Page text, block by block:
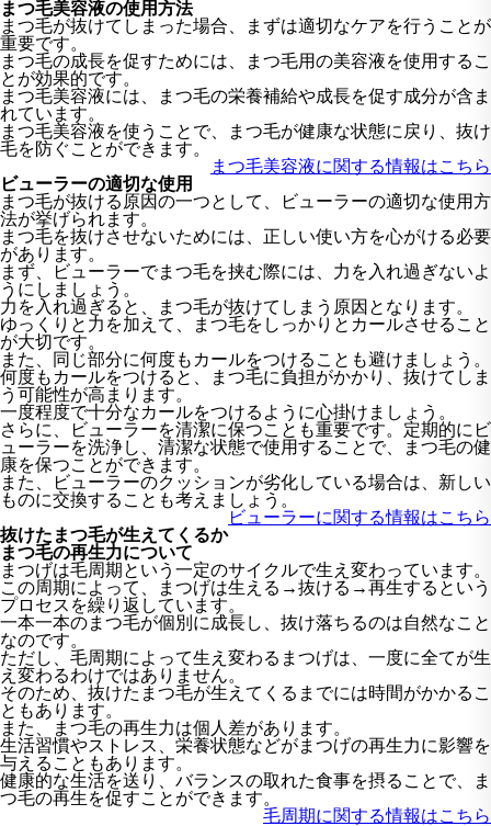
まつ毛美容液の使用方法
まつ毛が抜けてしまった場合、まずは適切なケアを行うことが
重要です。
まつ毛の成長を促すためには、まつ毛用の美容液を使用するこ
とが効果的です。
まつ毛美容液には、まつ毛の栄養補給や成長を促す成分が含ま
れています。
まつ毛美容液を使うことで、まつ毛が健康な状態に戻り、抜け
毛を防ぐことができます。
まつ毛美容液に関する情報はこちら
ビューラーの適切な使用
まつ毛が抜ける原因の一つとして、ビューラーの適切な使用方
法が挙げられます。
まつ毛を抜けさせないためには、正しい使い方を心がける必要
があります。
まず、ビューラーでまつ毛を挟む際には、力を入れ過ぎないよ
うにしましょう。
力を入れ過ぎると、まつ毛が抜けてしまう原因となります。
ゆっくりと力を加えて、まつ毛をしっかりとカールさせること
が大切です。
また、同じ部分に何度もカールをつけることも避けましょう。
何度もカールをつけると、まつ毛に負担がかかり、抜けてしま
う可能性が高まります。
一度程度で十分なカールをつけるように心掛けましょう。
さらに、ビューラーを清潔に保つことも重要です。定期的にビ
ューラーを洗浄し、清潔な状態で使用することで、まつ毛の健
康を保つことができます。
また、ビューラーのクッションが劣化している場合は、新しい
ものに交換することも考えましょう。
ビューラーに関する情報はこちら
抜けたまつ毛が生えてくるか
まつ毛の再生力について
まつげは毛周期という一定のサイクルで生え変わっています。
この周期によって、まつげは生える→抜ける→再生するという
プロセスを繰り返しています。
一本一本のまつ毛が個別に成長し、抜け落ちるのは自然なこと
なのです。
ただし、毛周期によって生え変わるまつげは、一度に全てが生
え変わるわけではありません。
そのため、抜けたまつ毛が生えてくるまでには時間がかかるこ
ともあります。
また、まつ毛の再生力は個人差があります。
生活習慣やストレス、栄養状態などがまつげの再生力に影響を
与えることもあります。
健康的な生活を送り、バランスの取れた食事を摂ることで、ま
つ毛の再生を促すことができます。
毛周期に関する情報はこちら